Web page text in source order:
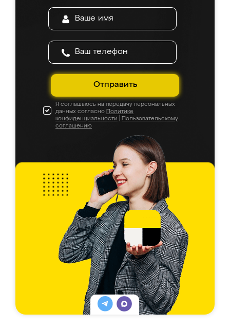
Отправить
Я соглашаюсь на передачу персональных
данных согласно Политике
конфиденциальности
Пользовательскому
соглашению